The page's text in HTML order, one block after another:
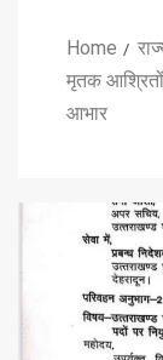
Home
मृतक आश्रितों
आभार